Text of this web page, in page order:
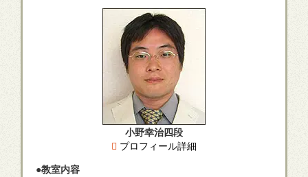
小野幸治四段
プロフィール詳細
●教室内容